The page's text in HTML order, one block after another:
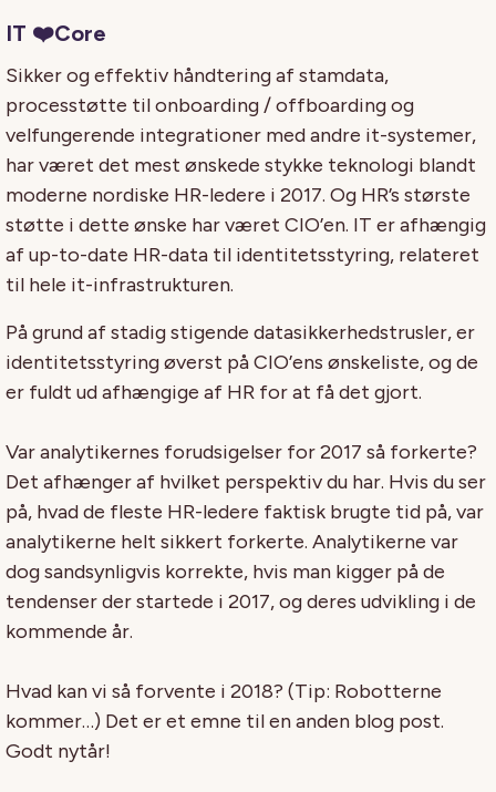
IT ❤️Core
Sikker og effektiv håndtering af stamdata,
processtøtte til onboarding / offboarding og
velfungerende integrationer med andre it-systemer,
har været det mest ønskede stykke teknologi blandt
moderne nordiske HR-ledere i 2017. Og HR’s største
støtte i dette ønske har været CIO’en. IT er afhængig
af up-to-date HR-data til identitetsstyring, relateret
til hele it-infrastrukturen.
På grund af stadig stigende datasikkerhedstrusler, er
identitetsstyring øverst på CIO’ens ønskeliste, og de
er fuldt ud afhængige af HR for at få det gjort.
Var analytikernes forudsigelser for 2017 så forkerte?
Det afhænger af hvilket perspektiv du har. Hvis du ser
på, hvad de fleste HR-ledere faktisk brugte tid på, var
analytikerne helt sikkert forkerte. Analytikerne var
dog sandsynligvis korrekte, hvis man kigger på de
tendenser der startede i 2017, og deres udvikling i de
kommende år.
Hvad kan vi så forvente i 2018? (Tip: Robotterne
kommer…) Det er et emne til en anden blog post.
Godt nytår!